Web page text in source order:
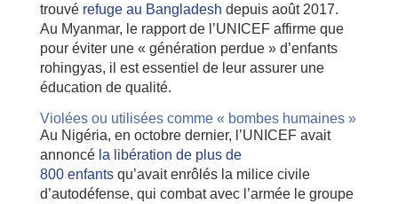
trouvé refuge au Bangladesh depuis août 2017.
Au Myanmar, le rapport de l’UNICEF affirme que
pour éviter une « génération perdue » d’enfants
rohingyas, il est essentiel de leur assurer une
éducation de qualité.
Violées ou utilisées comme « bombes humaines »
Au Nigéria, en octobre dernier, l’UNICEF avait
annoncé la libération de plus de
800 enfantsqu’avait enrôlés la milice civile
d’autodéfense, qui combat avec l’armée le groupe